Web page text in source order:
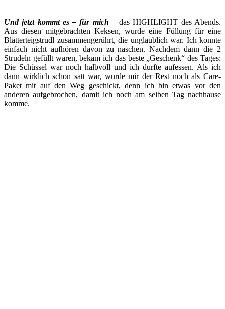
Und jetzt kommt es – für mich – das HIGHLIGHT des Abends.
Aus diesen mitgebrachten Keksen, wurde eine Füllung für eine
Blätterteigstrudl zusammengerührt, die unglaublich war. Ich konnte
einfach nicht aufhören davon zu naschen. Nachdem dann die 2
Strudeln gefüllt waren, bekam ich das beste „Geschenk“ des Tages:
Die Schüssel war noch halbvoll und ich durfte aufessen. Als ich
dann wirklich schon satt war, wurde mir der Rest noch als Care-
Paket mit auf den Weg geschickt, denn ich bin etwas vor den
anderen aufgebrochen, damit ich noch am selben Tag nachhause
komme.